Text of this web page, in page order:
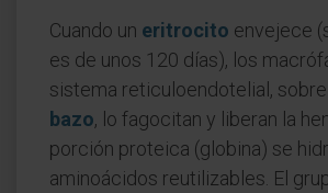
Cuando un eritrocito envejece
es de unos 120 días), los
sistema reticuloendotelial,
bazo, lo fagocitan y liberan la
porción proteica (globina) se
aminoácidos reutilizables. El